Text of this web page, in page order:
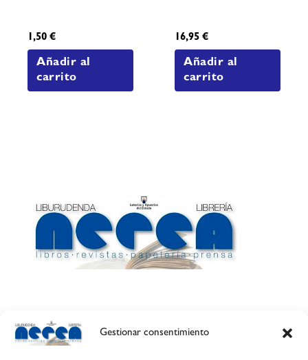
Gestionar consentimiento
1,50€
Añadir al
carrito
16,95€
Añadir al
carrito
Calle Esquíroz, 27